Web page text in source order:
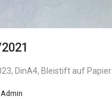
DinA4, Bleistift auf Papier
Admin